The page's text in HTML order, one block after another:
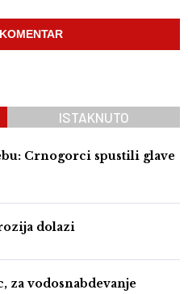
ISTAKNUTO
Crnogorci spustili glave
dolazi
za vodosnabdevanje